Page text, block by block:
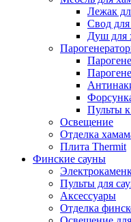
Лежак
Свод
Душ для
Пульты к
Освещение
Отделка
Плита Thermit
Финские сауны
Пульты для
Аксессуары
Отделка